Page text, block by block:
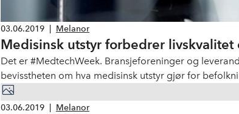
03.06.2019 Melanor
Medisinsk utstyr forbedrer
Det er #MedtechWeek. Bransjeforeninger og
bevisstheten om hva medisinsk utstyr gjør for
03.06.2019 Melanor